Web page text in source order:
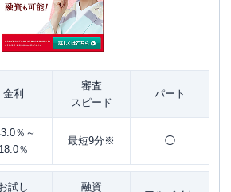
金利
審査
スピード
パート
％～
18.0％
最短9分※ ◯
試し
融資